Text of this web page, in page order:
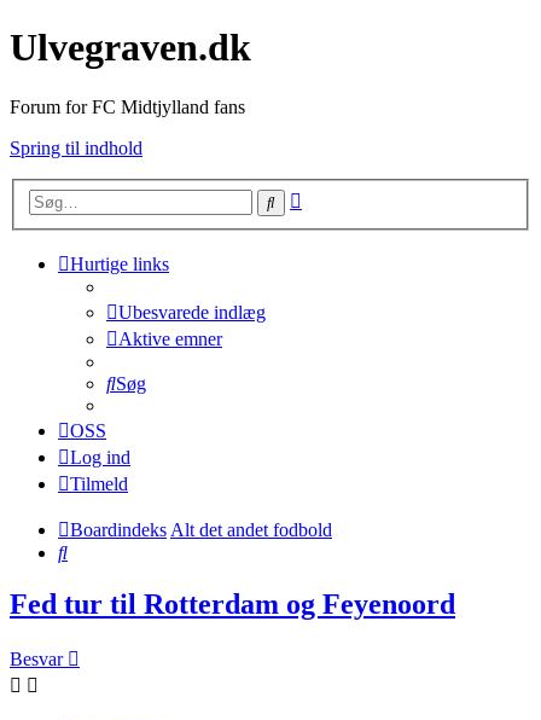
Ulvegraven.dk
Forum for FC Midtjylland fans
Spring til indhold
Søg
Hurtige links
Ubesvarede indlæg
Aktive emner
Søg
OSS
Log ind
Tilmeld
BoardindeksAlt det andet fodbold
Søg
Fed tur til Rotterdam og Feyenoord
Besvar